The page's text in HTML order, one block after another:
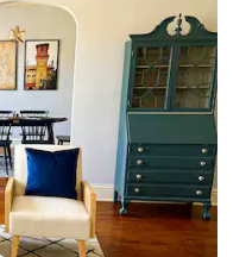
appréciés